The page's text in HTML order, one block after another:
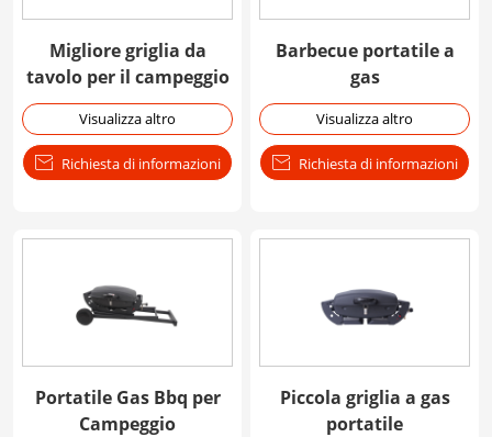
Migliore griglia da
tavolo per il campeggio
Visualizza altro
 Richiesta di informazioni
Barbecue portatile a
gas
Visualizza altro
 Richiesta di informazioni
Portatile Gas Bbq per
Campeggio
Piccola griglia a gas
portatile